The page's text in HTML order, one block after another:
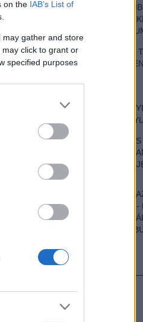
on the IAB’s List of
may gather and store
click to grant or
specified purposes
EGY DÜHÖS
UNIVERZÁLIS
ÚJ BOB DYLAN-
ZENE LÉLEKNEK ÉS
AUTENTIKUS
SZOMORKODÁS -
KATATONIA ÚJ
CROCODILE NERVES
HALLGASD MEG AZ
MA MEGJELENT EP-
DALRA!
A FELELŐSSÉGTŐL
ELLOPOTT FÖLDIG -
DALRA A KÉPZELT
SAMIZDAT CÍMŰ
HIRDETÉS